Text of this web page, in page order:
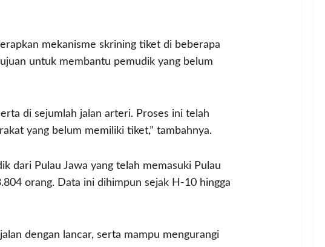
mekanisme skrining tiket di beberapa
untuk membantu pemudik yang belum
di sejumlah jalan arteri. Proses ini telah
yang belum memiliki tiket,” tambahnya.
dari Pulau Jawa yang telah memasuki Pulau
orang. Data ini dihimpun sejak H-10 hingga
dengan lancar, serta mampu mengurangi